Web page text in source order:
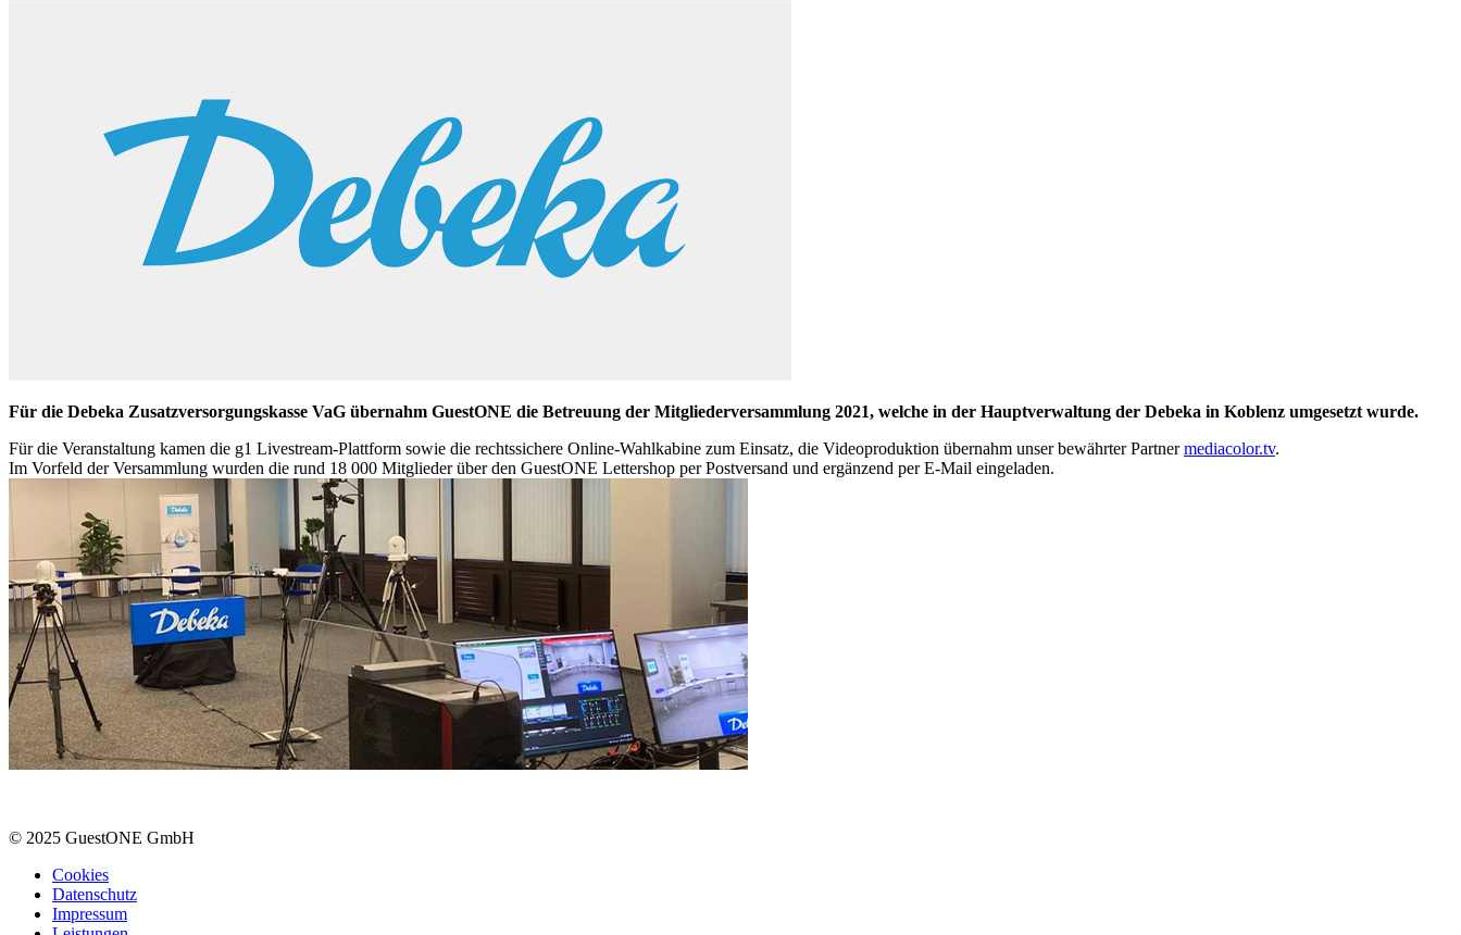
Für die Debeka Zusatzversorgungskasse VaG übernahm GuestONE die Betreuung der Mitgliederversammlung 2021, welche in der Hauptverwaltung der Debeka in Koblenz umgesetzt wurde.
Für die Veranstaltung kamen die g1 Livestream-Plattform sowie die rechtssichere Online-Wahlkabine zum Einsatz, die Videoproduktion übernahm unser bewährter Partnermediacolor.tv.
Im Vorfeld der Versammlung wurden die rund 18 000 Mitglieder über den GuestONE Lettershop per Postversand und ergänzend per E-Mail eingeladen.
© 2025 GuestONE GmbH
Cookies
Datenschutz
Impressum